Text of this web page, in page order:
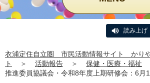
読み上げ
衣浦定住自立圏 市民活動情報サイト かり
ト
＞ 活動報告 ＞ 保健・医療・福祉
推進委員協議会・令和8年度上期研修会：6月